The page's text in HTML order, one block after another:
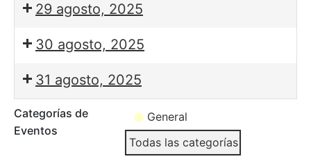
29 agosto, 2025
30 agosto, 2025
31 agosto, 2025
Categorías de
Eventos
General
Todas las categorías